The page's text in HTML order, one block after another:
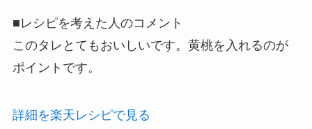
■レシピを考えた人のコメント
このタレとてもおいしいです。黄桃を入れるのが
ポイントです。
詳細を楽天レシピで見る